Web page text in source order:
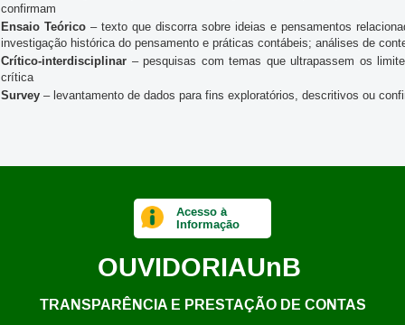
confirmam
Ensaio Teórico– texto que discorra sobre ideias e pensamentos
investigação histórica do pensamento e práticas contábeis; análises de
Crítico-interdisciplinar – pesquisas com temas que ultrapassem os
crítica
Survey – levantamento de dados para fins exploratórios, descritivos ou
Acesso à
Informação
OUVIDORIAUnB
TRANSPARÊNCIA E PRESTAÇÃO DE CONTAS